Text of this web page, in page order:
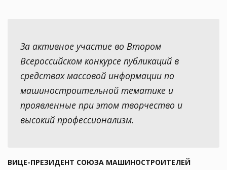
За активное участие во Втором
Всероссийском конкурсе публикаций в
средствах массовой информации по
машиностроительной тематике и
проявленные при этом творчество и
высокий профессионализм.
ВИЦЕ-ПРЕЗИДЕНТ СОЮЗА МАШИНОСТРОИТЕЛЕЙ